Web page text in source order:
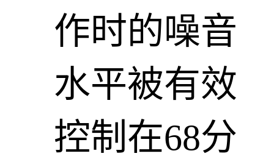
作时的噪音
水平被有效
控制在68分